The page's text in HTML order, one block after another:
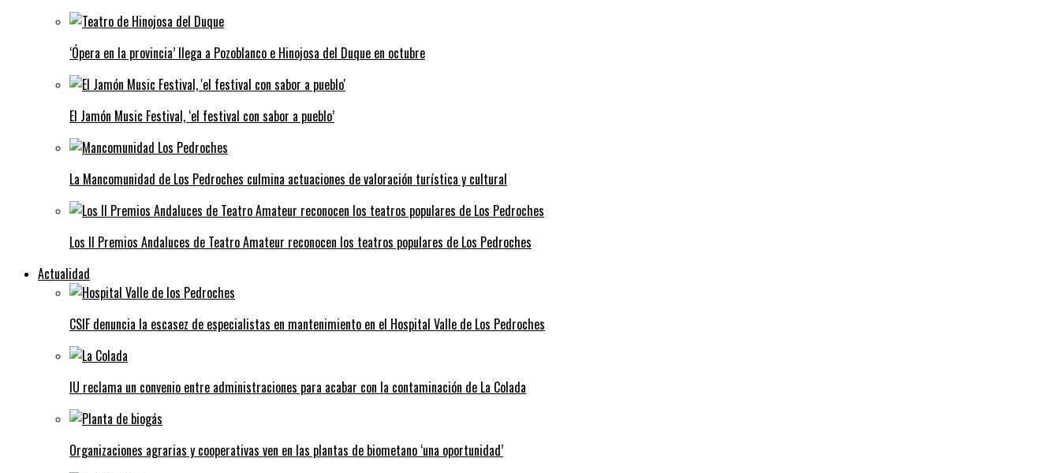
‘Ópera en la provincia’ llega a Pozoblanco e Hinojosa del Duque en octubre
El Jamón Music Festival, ‘el festival con sabor a pueblo’
La Mancomunidad de Los Pedroches culmina actuaciones de valoración turística y cultural
Los II Premios Andaluces de Teatro Amateur reconocen los teatros populares de Los Pedroches
Actualidad
CSIF denuncia la escasez de especialistas en mantenimiento en el Hospital Valle de Los Pedroches
IU reclama un convenio entre administraciones para acabar con la contaminación de La Colada
Organizaciones agrarias y cooperativas ven en las plantas de biometano ‘una oportunidad’